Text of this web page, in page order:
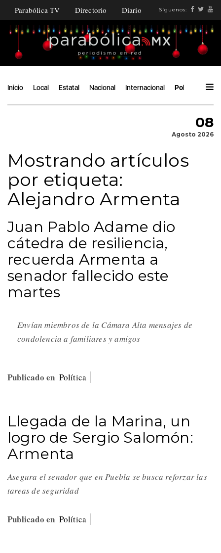
Parabólica TV Directorio Diario Síguenos:
Inicio Local Estatal Nacional Internacional Política
08
Agosto 2026
Mostrando artículos
por etiqueta:
Alejandro Armenta
Juan Pablo Adame dio
cátedra de resiliencia,
recuerda Armenta a
senador fallecido este
martes
Envían miembros de la Cámara Alta mensajes de
condolencia a familiares y amigos
Publicado en Política
Llegada de la Marina, un
logro de Sergio Salomón:
Armenta
Asegura el senador que en Puebla se busca reforzar las
tareas de seguridad
Publicado en Política